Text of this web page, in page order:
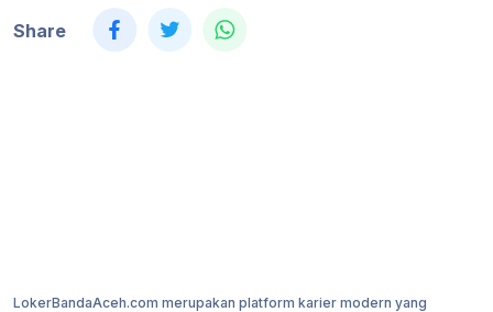
Share
LokerBandaAceh.com merupakan platform karier modern yang